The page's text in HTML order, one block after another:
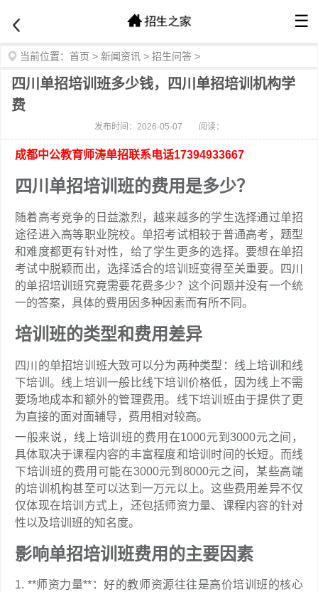
☰
当前位置： 首页 > 新闻资讯 > 招生问答 >
四川单招培训班多少钱，四川单招培训机构学
费
发布时间：2026-05-07 阅读：
成都中公教育师涛单招联系电话17394933667
四川单招培训班的费用是多少？
随着高考竞争的日益激烈，越来越多的学生选择通过单招
途径进入高等职业院校。单招考试相较于普通高考，题型
和难度都更有针对性，给了学生更多的选择。要想在单招
考试中脱颖而出，选择适合的培训班变得至关重要。四川
的单招培训班究竟需要花费多少？这个问题并没有一个统
一的答案，具体的费用因多种因素而有所不同。
培训班的类型和费用差异
四川的单招培训班大致可以分为两种类型：线上培训和线
下培训。线上培训一般比线下培训价格低，因为线上不需
要场地成本和额外的管理费用。线下培训班由于提供了更
为直接的面对面辅导，费用相对较高。
一般来说，线上培训班的费用在1000元到3000元之间，
具体取决于课程内容的丰富程度和培训时间的长短。而线
下培训班的费用可能在3000元到8000元之间，某些高端
的培训机构甚至可以达到一万元以上。这些费用差异不仅
仅体现在培训方式上，还包括师资力量、课程内容的针对
性以及培训班的知名度。
影响单招培训班费用的主要因素
1. **师资力量**：好的教师资源往往是高价培训班的核心